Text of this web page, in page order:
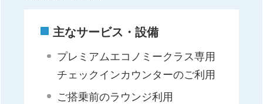
主なサービス・設備
プレミアムエコノミークラス専用
チェックインカウンターのご利用
ご搭乗前のラウンジ利用